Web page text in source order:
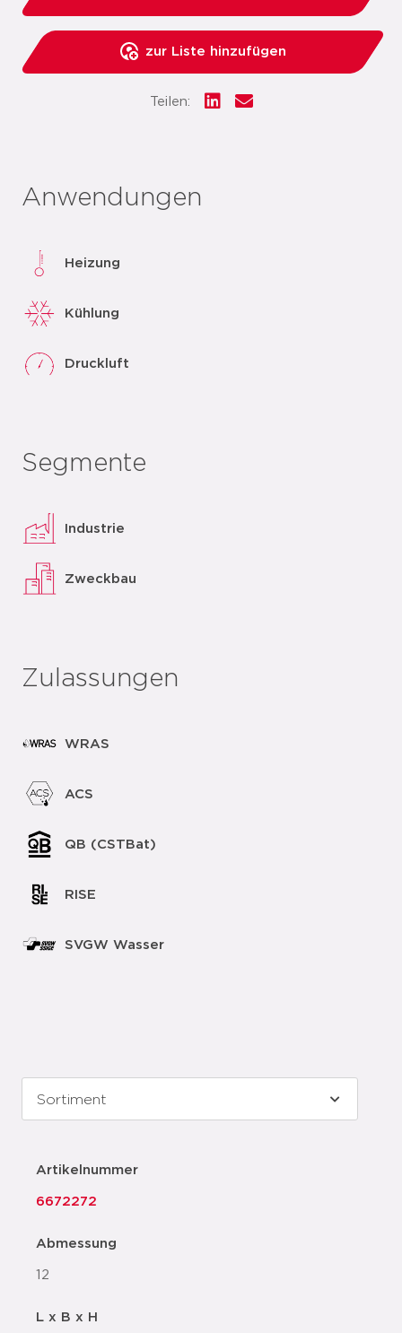
zur Liste hinzufügen
Teilen:
Anwendungen
Heizung
Kühlung
Druckluft
Segmente
Industrie
Zweckbau
Zulassungen
WRAS
ACS
QB (CSTBat)
RISE
SVGW Wasser
Artikelnummer
6672272
Abmessung
12
L x B x H